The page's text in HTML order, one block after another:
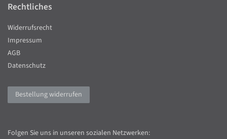
Rechtliches
Widerrufsrecht
Impressum
AGB
Datenschutz
Bestellung widerrufen
Folgen Sie uns in unseren sozialen Netzwerken: